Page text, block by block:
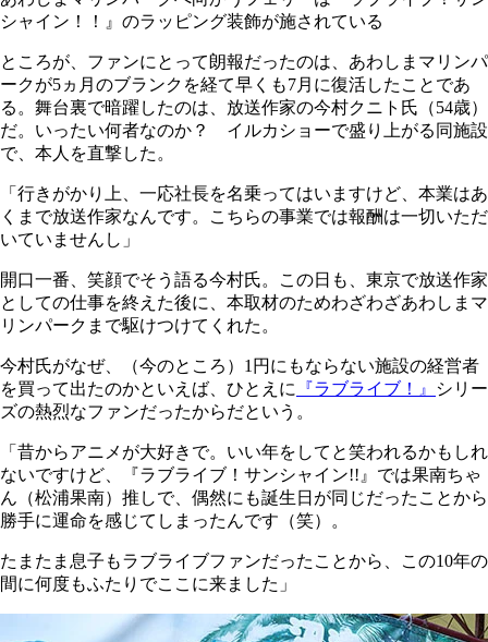
シャイン！！』のラッピング装飾が施されている
ところが、ファンにとって朗報だったのは、あわしまマリンパ
ークが5ヵ月のブランクを経て早くも7月に復活したことであ
る。舞台裏で暗躍したのは、放送作家の今村クニト氏（54歳）
だ。いったい何者なのか？ イルカショーで盛り上がる同施設
で、本人を直撃した。
「行きがかり上、一応社長を名乗ってはいますけど、本業はあ
くまで放送作家なんです。こちらの事業では報酬は一切いただ
いていませんし」
開口一番、笑顔でそう語る今村氏。この日も、東京で放送作家
としての仕事を終えた後に、本取材のためわざわざあわしまマ
リンパークまで駆けつけてくれた。
今村氏がなぜ、（今のところ）1円にもならない施設の経営者
を買って出たのかといえば、ひとえに
『ラブライブ！』
シリー
ズの熱烈なファンだったからだという。
「昔からアニメが大好きで。いい年をしてと笑われるかもしれ
ないですけど、『ラブライブ！サンシャイン!!』では果南ちゃ
ん（松浦果南）推しで、偶然にも誕生日が同じだったことから
勝手に運命を感じてしまったんです（笑）。
たまたま息子もラブライブファンだったことから、この10年の
間に何度もふたりでここに来ました」